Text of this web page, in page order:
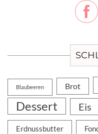
Blaubeeren Brot
Dessert Eis
Erdnussbutter